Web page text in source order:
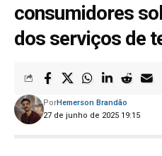
consumidores
dos serviços de
27 de junho de 2025 19:15
PorHemerson Brandão